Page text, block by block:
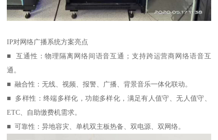
IP对网络广播系统方案亮点
■ 互通性：物理隔离网络间语音互通；支持跨运营商网络语音互
通。
■ 融合性：无线、视频、报警、广播、背景音乐一体化联动。
■ 多样性：终端多样化，功能多样化，满足有人值守、无人值守、
ETC、自助缴费机需求。
■ 可靠性：异地容灾、单机双主板热备、双电源、双网络。